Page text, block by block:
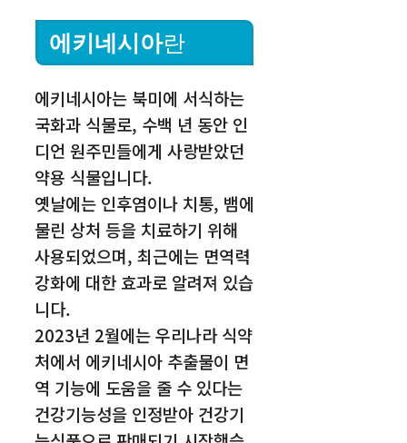
에키네시아란
에키네시아는 북미에 서식하는
국화과 식물로, 수백 년 동안 인
디언 원주민들에게 사랑받았던
약용 식물입니다.
옛날에는 인후염이나 치통, 뱀에
물린 상처 등을 치료하기 위해
사용되었으며, 최근에는 면역력
강화에 대한 효과로 알려져 있습
니다.
2023년 2월에는 우리나라 식약
처에서 에키네시아 추출물이 면
역 기능에 도움을 줄 수 있다는
건강기능성을 인정받아 건강기